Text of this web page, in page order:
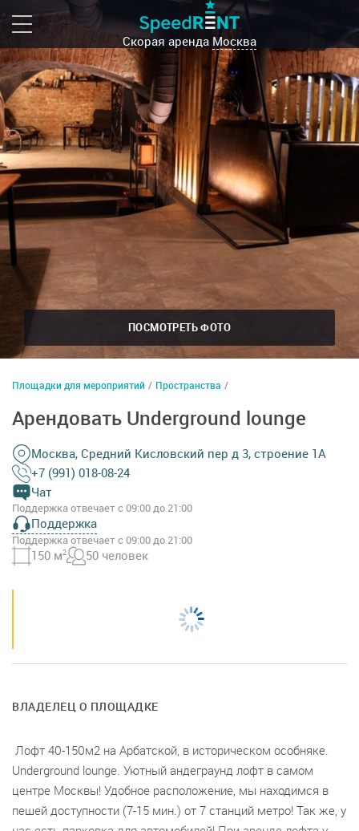
Скорая аренда Москва
ПОСМОТРЕТЬ ФОТО
Площадки для мероприятий / Пространства /
Арендовать Underground lounge
Москва, Средний Кисловский пер д 3, строение 1А
+7 (991) 018-08-24
Чат
Поддержка отвечает с 09:00 до 21:00
Поддержка
Поддержка отвечает с 09:00 до 21:00
150 м2 50 человек
ВЛАДЕЛЕЦ О ПЛОЩАДКЕ
Лофт 40-150м2 на Арбатской, в историческом особняке.
Underground lounge. Уютный андеграунд лофт в самом
центре Москвы! Удобное расположение, мы находимся в
пешей доступности (7-15 мин.) от 7 станций метро! Так же, у